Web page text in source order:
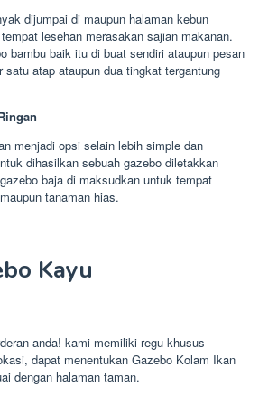
dijumpai di maupun halaman kebun
lesehan merasakan sajian makanan.
bambu baik itu di buat sendiri ataupun pesan
satu atap ataupun dua tingkat tergantung
menjadi opsi selain lebih simple dan
dihasilkan sebuah gazebo diletakkan
baja di maksudkan untuk tempat
tanaman hias.
Kayu
anda! kami memiliki regu khusus
dapat menentukan Gazebo Kolam Ikan
dengan halaman taman.